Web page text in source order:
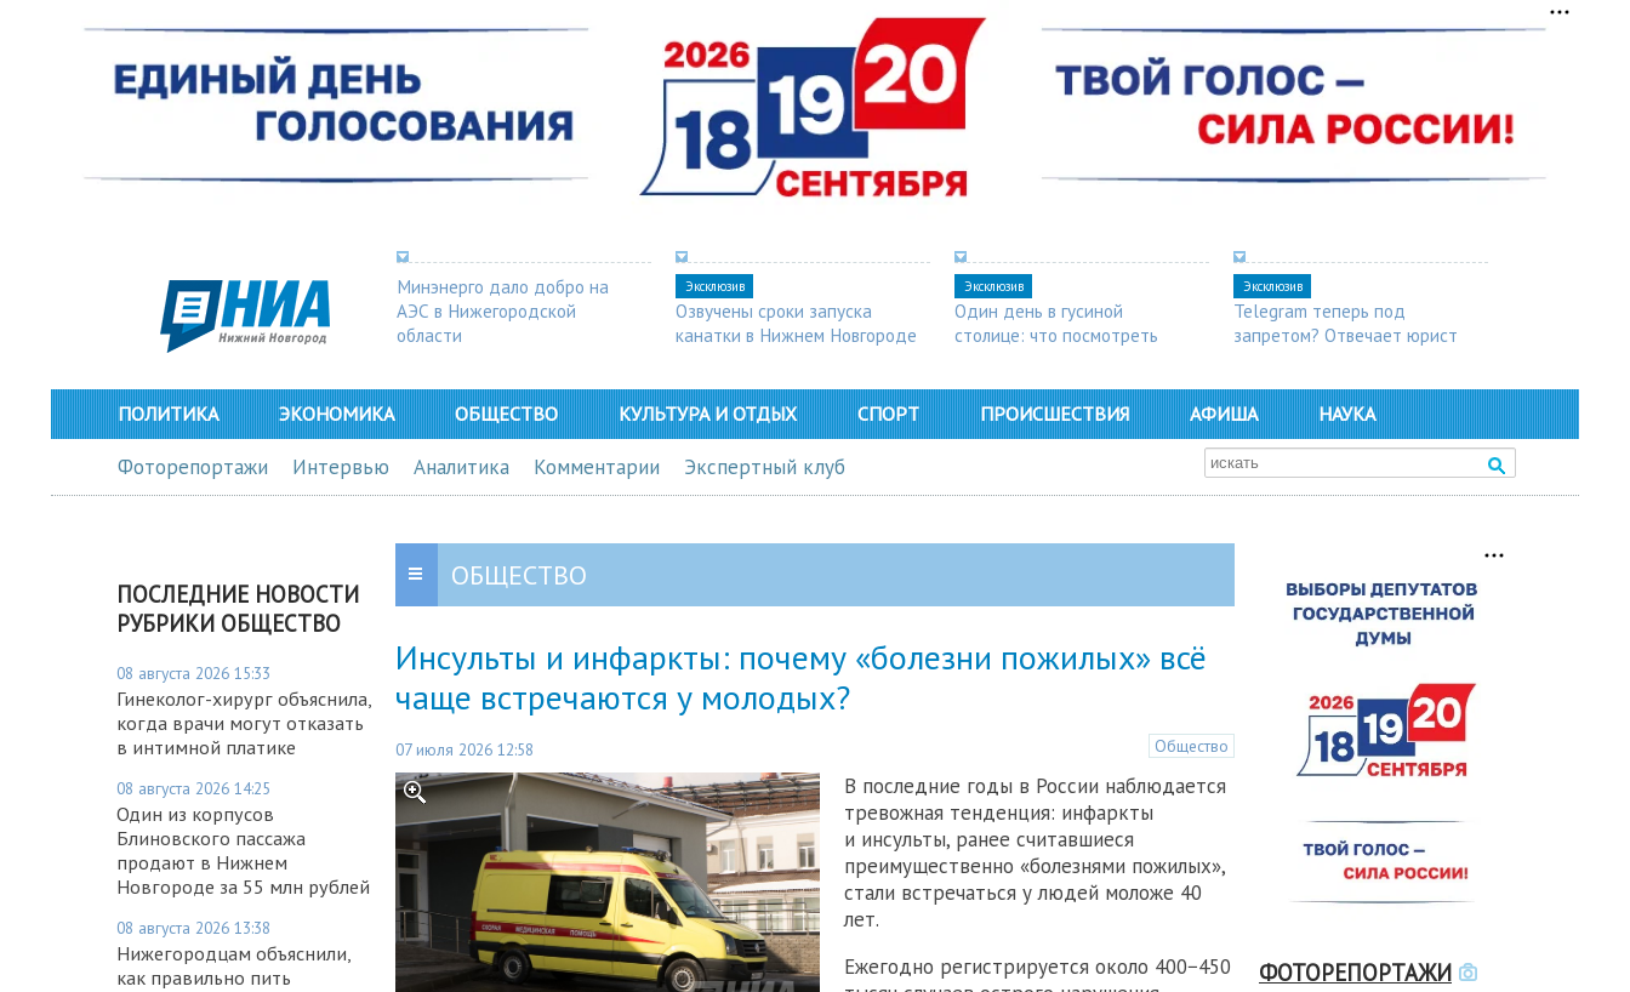
Минэнерго дало добро на
АЭС в Нижегородской
области
Эксклюзив
Озвучены сроки запуска
канатки в Нижнем Новгороде
Эксклюзив
Один день в гусиной
столице: что посмотреть
Эксклюзив
Telegram теперь под
запретом? Отвечает юрист
ПОЛИТИКА ЭКОНОМИКА ОБЩЕСТВО КУЛЬТУРА И ОТДЫХ СПОРТ ПРОИСШЕСТВИЯ АФИША НАУКА
Фоторепортажи Интервью Аналитика Комментарии Экспертный клуб
ПОСЛЕДНИЕ НОВОСТИ
РУБРИКИ ОБЩЕСТВО
08 августа 2026 15:33
Гинеколог-хирург объяснила,
когда врачи могут отказать
в интимной платике
08 августа 2026 14:25
Один из корпусов
Блиновского пассажа
продают в Нижнем
Новгороде за 55 млн рублей
08 августа 2026 13:38
Нижегородцам объяснили,
как правильно пить
ОБЩЕСТВО
Инсульты и инфаркты: почему «болезни пожилых» всё
чаще встречаются у молодых?
07 июля 2026 12:58 Общество
В последние годы в России наблюдается
тревожная тенденция: инфаркты
и инсульты, ранее считавшиеся
преимущественно «болезнями пожилых»,
стали встречаться у людей моложе 40
лет.
Ежегодно регистрируется около 400−450
ФОТОРЕПОРТАЖИ